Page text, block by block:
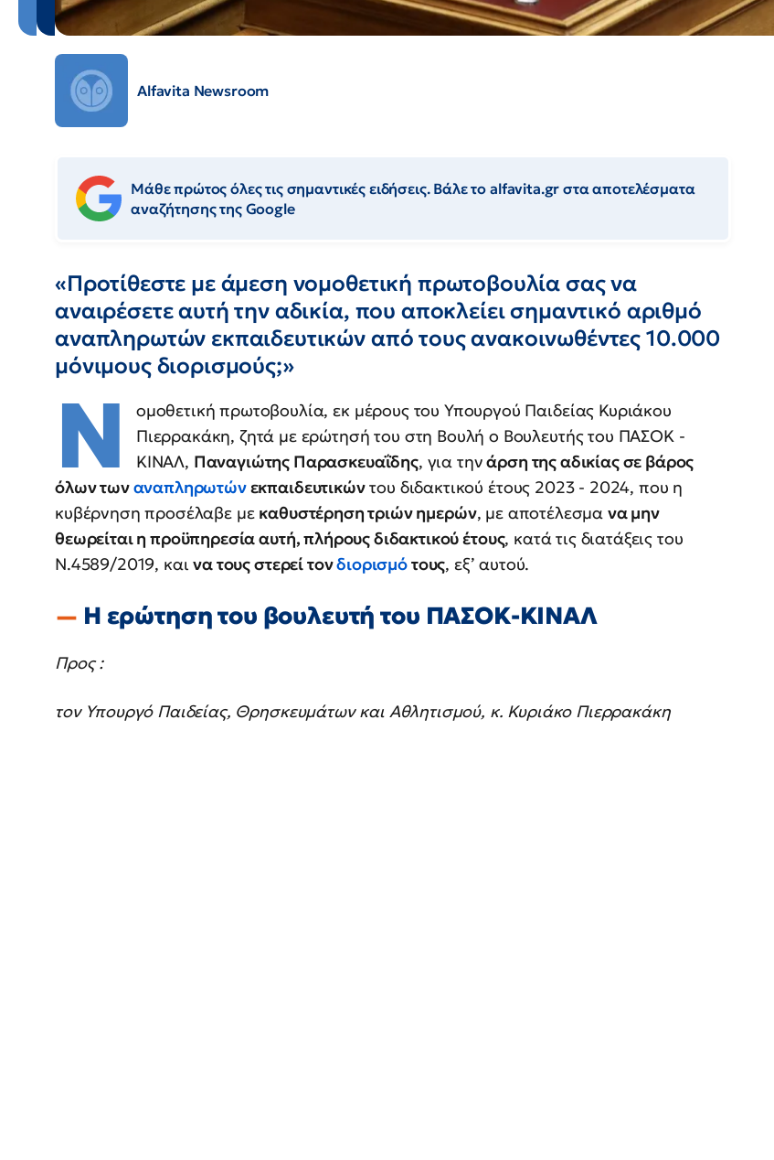
Alfavita Newsroom
Μάθε πρώτος όλες τις σημαντικές ειδήσεις. Βάλε το alfavita.gr στα αποτελέσματα
αναζήτησης της Google
«Προτίθεστε με άμεση νομοθετική πρωτοβουλία σας να
αναιρέσετε αυτή την αδικία, που αποκλείει σημαντικό αριθμό
αναπληρωτών εκπαιδευτικών από τους ανακοινωθέντες 10.000
μόνιμους διορισμούς;»
Ν
ομοθετική πρωτοβουλία, εκ μέρους του Υπουργού Παιδείας Κυριάκου
Πιερρακάκη, ζητά με ερώτησή του στη Βουλή ο Βουλευτής του ΠΑΣΟΚ -
ΚΙΝΑΛ, Παναγιώτης Παρασκευαΐδης, για τηνάρση της αδικίας σε βάρος
όλων τωναναπληρωτώνεκπαιδευτικώντου διδακτικού έτους 2023 - 2024, που η
κυβέρνηση προσέλαβε με καθυστέρηση τριών ημερών, με αποτέλεσμα να μην
θεωρείται η προϋπηρεσία αυτή, πλήρους διδακτικού έτους, κατά τις διατάξεις του
Ν.4589/2019, καινα τους στερεί τονδιορισμότους, εξ’ αυτού.
Η ερώτηση του βουλευτή του ΠΑΣΟΚ-ΚΙΝΑΛ
Προς :
τον Υπουργό Παιδείας, Θρησκευμάτων και Αθλητισμού, κ. Κυριάκο Πιερρακάκη